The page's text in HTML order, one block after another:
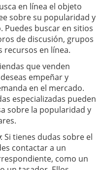
en línea el objeto
sobre su popularidad y
Puedes buscar en sitios
de discusión, grupos
recursos en línea.
que venden
empeñar y
en el mercado.
especializadas pueden
sobre la popularidad y
: Si tienes dudas sobre el
contactar a un
como un